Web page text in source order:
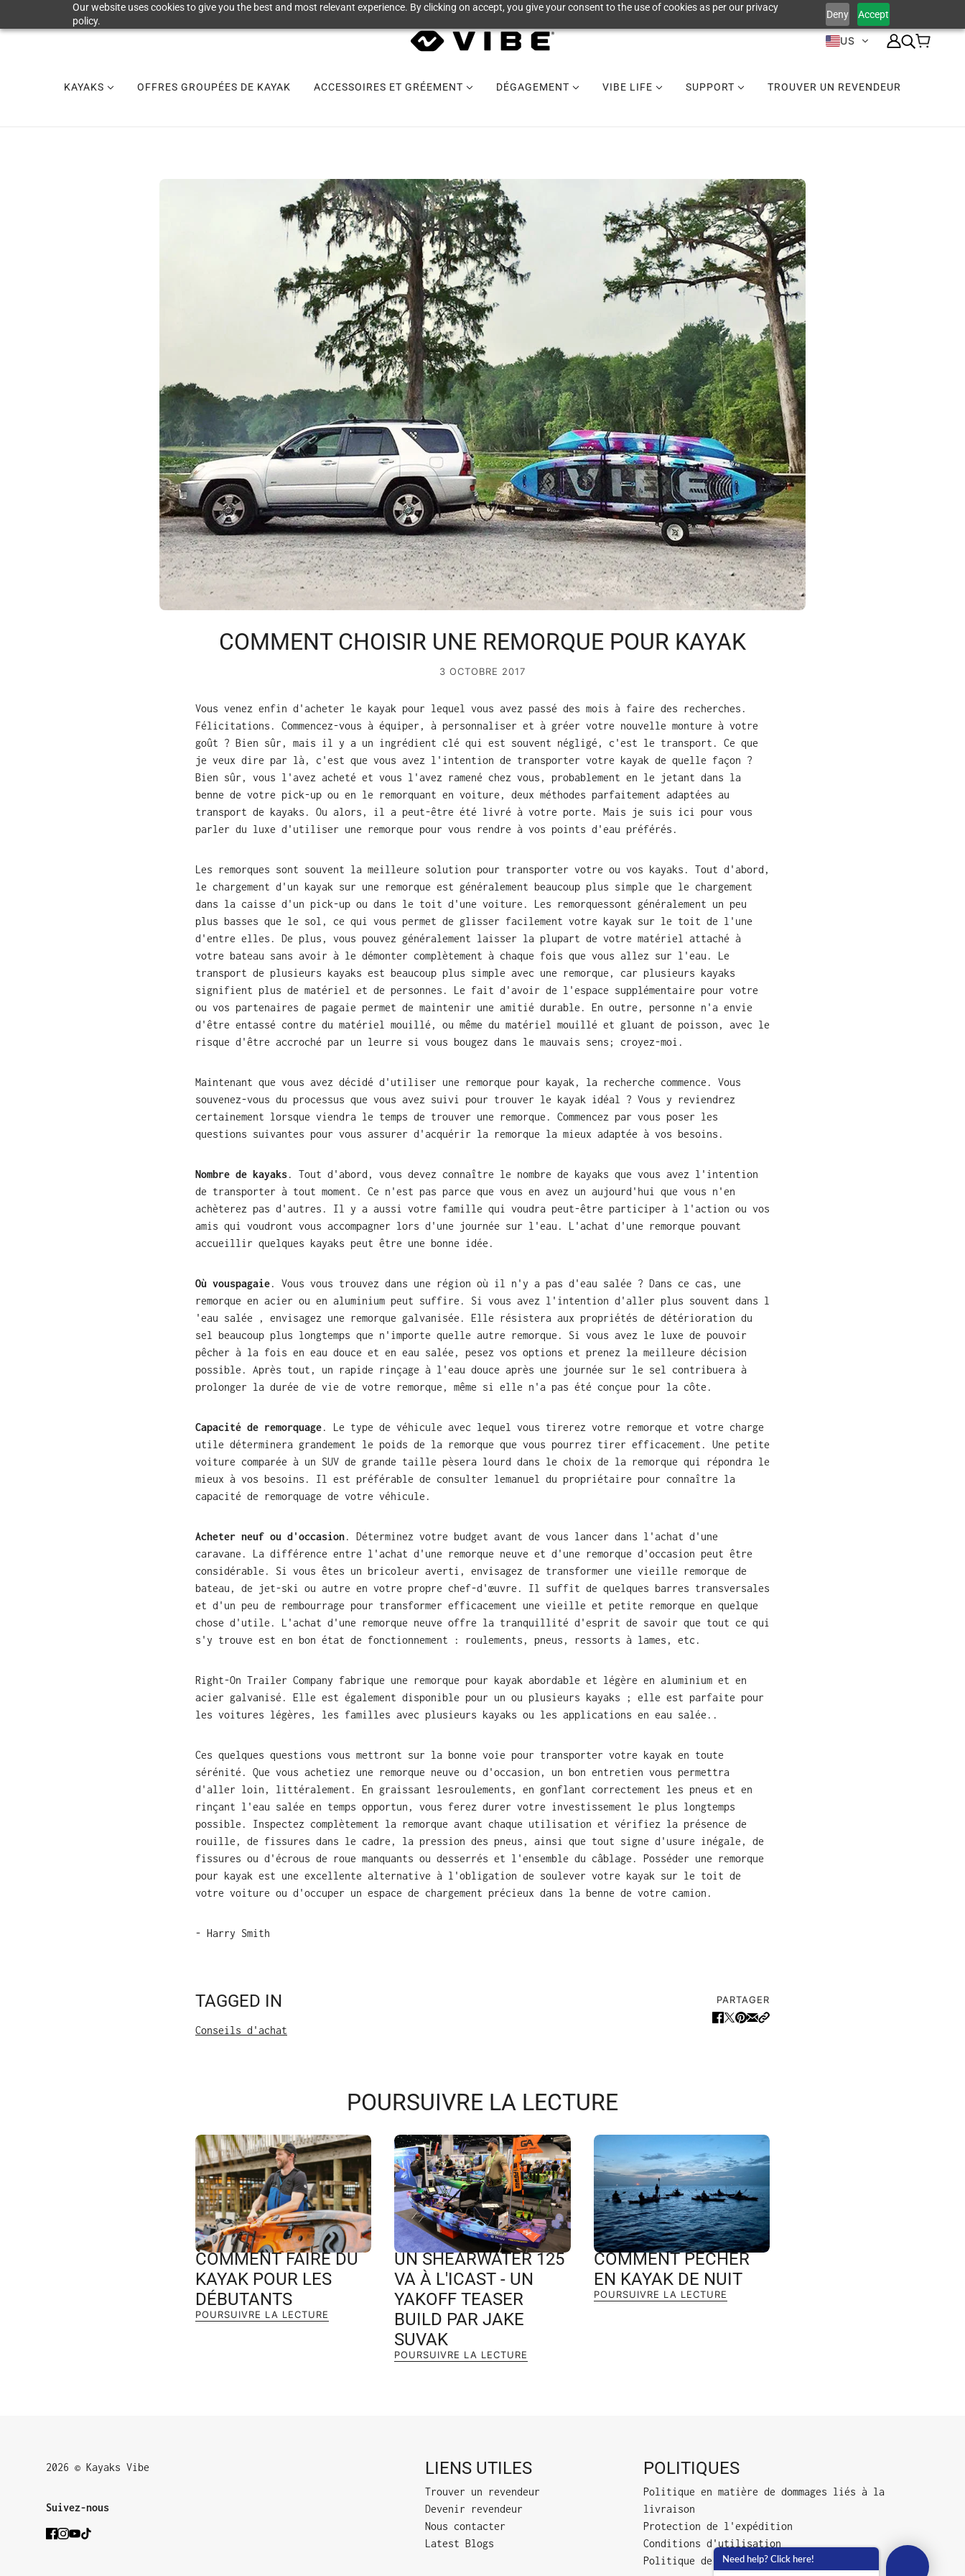
Our website uses cookies to give you the best and most relevant experience. By clicking on accept, you give your consent to the use of cookies as per our privacy
policy.
Deny Accept
US
KAYAKS OFFRES GROUPÉES DE KAYAK ACCESSOIRES ET GRÉEMENT DÉGAGEMENT VIBE LIFE SUPPORT TROUVER UN REVENDEUR
COMMENT CHOISIR UNE REMORQUE POUR KAYAK
3 OCTOBRE 2017
Vous venez enfin d'acheter le kayak pour lequel vous avez passé des mois à faire des recherches .
Félicitations. Commencez-vous à équiper, à personnaliser et à gréer votre nouvelle monture à votre
goût ? Bien sûr, mais il y a un ingrédient clé qui est souvent négligé, c'est le transport. Ce que
je veux dire par là, c'est que vous avez l'intention de transporter votre kayak de quelle façon ?
Bien sûr, vous l'avez acheté et vous l'avez ramené chez vous, probablement en le jetant dans la
benne de votre pick-up ou en le remorquant en voiture, deux méthodes parfaitement adaptées au
transport de kayaks. Ou alors, il a peut-être été livré à votre porte. Mais je suis ici pour vous
parler du luxe d'utiliser une remorque pour vous rendre à vos points d'eau préférés.
Les remorques sont souvent la meilleure solution pour transporter votre ou vos kayaks . Tout d'abord,
le chargement d'un kayak sur une remorque est généralement beaucoup plus simple que le chargement
dans la caisse d'un pick-up ou dans le toit d'une voiture. Les
remorquessont généralement un peu
plus basses que le sol, ce qui vous permet de glisser facilement votre kayak sur le toit de l'une
d'entre elles. De plus, vous pouvez généralement laisser la plupart de votre matériel attaché à
votre bateau sans avoir à le démonter complètement à chaque fois que vous allez sur l'eau. Le
transport de plusieurs kayaks est beaucoup plus simple avec une remorque, car plusieurs kayaks
signifient plus de matériel et de personnes. Le fait d'avoir de l'espace supplémentaire pour votre
ou vos partenaires de pagaie permet de maintenir une amitié durable. En outre, personne n'a envie
d'être entassé contre du matériel mouillé, ou même du matériel mouillé et gluant de poisson, avec le
risque d'être accroché par un leurre si vous bougez dans le mauvais sens ; croyez-moi.
Maintenant que vous avez décidé d' utiliser une
remorque pour kayak, la recherche commence. Vous
souvenez-vous du processus que vous avez suivi pour trouver le kayak idéal ? Vous y reviendrez
certainement lorsque viendra le temps de trouver une remorque. Commencez par vous poser les
questions suivantes pour vous assurer d'acquérir la remorque la mieux adaptée à vos besoins.
Nombre de kayaks. Tout d'abord , vous devez connaître le nombre de kayaks que vous avez l'intention
de transporter à tout moment. Ce n'est pas parce que vous en avez un aujourd'hui que vous n'en
achèterez pas d'autres .
Il y a aussi votre famille qui voudra peut-être participer à l'action ou vos
amis qui voudront vous accompagner lors d'une journée sur l'eau. L'achat d'une remorque pouvant
accueillir quelques kayaks peut être une bonne idée.
Où vouspagaie. Vous vous trouvez dans une région où il n'y a pas d'eau salée ? Dans ce cas, une
remorque en acier ou en aluminium peut suffire. Si vous avez l'intention d'aller plus souvent dans l
'eau salée
, envisagez une remorque galvanisée. Elle résistera aux propriétés de détérioration du
sel beaucoup plus longtemps que n'importe quelle autre remorque. Si vous avez le luxe de pouvoir
pêcher à la fois en eau douce et en eau salée, pesez vos options et prenez la meilleure décision
possible. Après tout, un rapide rinçage à l'eau douce après une journée sur le sel contribuera à
prolonger la durée de vie de votre remorque, même si elle n'a pas été conçue pour la côte.
Capacité de remorquage. Le type de véhicule avec lequel vous tirerez votre remorque et votre charge
utile déterminera grandement le poids de la remorque que vous pourrez tirer efficacement. Une petite
voiture comparée à un SUV de grande taille pèsera lourd dans le choix de la remorque qui répondra le
mieux à vos besoins. Il est préférable de consulter lemanuel du propriétaire pour connaître la
capacité de remorquage de votre véhicule .
Acheter neuf ou d'occasion. Déterminez votre budget avant de vous lancer dans l'achat d'une
caravane. La différence entre l'achat d'une remorque neuve et d'une remorque d'occasion peut être
considérable. Si vous êtes un bricoleur averti, envisagez de transformer une vieille remorque de
bateau, de jet-ski ou autre en votre propre chef-d'œuvre. Il suffit de quelques barres transversales
et d'un peu de rembourrage pour transformer efficacement une vieille et petite remorque en quelque
chose d'utile. L'achat d'une remorque neuve offre la tranquillité d'esprit de savoir que tout ce qui
s'y trouve est en bon état de fonctionnement : roulements, pneus, ressorts à lames, etc.
Right-On Trailer Company fabrique une remorque pour kayak abordable et légère en aluminium et en
acier galvanisé. Elle est également disponible pour un ou plusieurs kayaks ; elle est parfaite pour
les voitures légères, les familles avec plusieurs kayaks ou les applications en eau salée. .
Ces quelques questions vous mettront sur la bonne voie pour transporter votre kayak en toute
sérénité. Que vous achetiez une remorque neuve ou d'occasion, un bon entretien vous permettra
d'aller loin, littéralement. En graissant lesroulements , en gonflant correctement les pneus et en
rinçant l'eau salée en temps opportun, vous ferez durer votre investissement le plus longtemps
possible. Inspectez complètement la remorque avant chaque utilisation et vérifiez la présence de
rouille, de fissures dans le cadre, la pression des pneus, ainsi que tout signe d'usure inégale, de
fissures ou d'écrous de roue manquants ou desserrés et l'ensemble du câblage. Posséder une remorque
pour kayak est une excellente alternative à l'obligation de soulever votre kayak sur le toit de
votre voiture ou d'occuper un espace de chargement précieux dans la benne de votre camion.
- Harry Smith
TAGGED IN
Conseils d'achat
PARTAGER
POURSUIVRE LA LECTURE
COMMENT FAIRE DU
KAYAK POUR LES
DÉBUTANTS
POURSUIVRE LA LECTURE
UN SHEARWATER 125
VA À L'ICAST - UN
YAKOFF TEASER
BUILD PAR JAKE
SUVAK
POURSUIVRE LA LECTURE
COMMENT PÊCHER
EN KAYAK DE NUIT
POURSUIVRE LA LECTURE
2026 © Kayaks Vibe
Suivez-nous
LIENS UTILES
Trouver un revendeur
Devenir revendeur
Nous contacter
Latest Blogs
POLITIQUES
Politique en matière de dommages liés à la
livraison
Protection de l'expédition
Conditions d'utilisation
Politique de confidentialité
Need help? Click here!